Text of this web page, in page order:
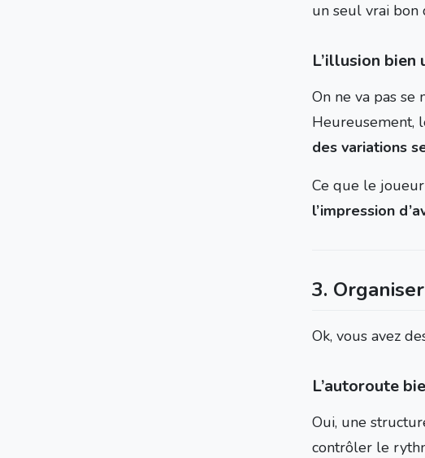
un seul vrai bon
L’illusion bien
On ne va pas se
Heureusement,
des variations
Ce que le
l’impression
3.
Ok, vous avez
L’autoroute
Oui, une
contrôler le